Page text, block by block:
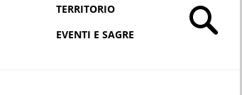
TERRITORIO
EVENTI E SAGRE